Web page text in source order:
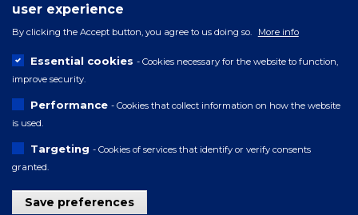
user experience
By clicking the Accept button, you agree to us doing so. More info
Essential cookies - Cookies necessary for the website to function,
improve security.
Performance - Cookies that collect information on how the website
is used.
Targeting - Cookies of services that identify or verify consents
granted.
Save preferences